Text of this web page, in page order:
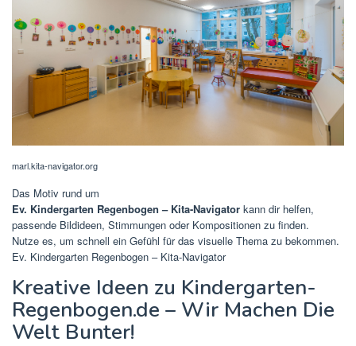
marl.kita-navigator.org
Das Motiv rund um
Ev. Kindergarten Regenbogen – Kita-Navigator kann dir helfen,
passende Bildideen, Stimmungen oder Kompositionen zu finden.
Nutze es, um schnell ein Gefühl für das visuelle Thema zu bekommen.
Ev. Kindergarten Regenbogen – Kita-Navigator
Kreative Ideen zu Kindergarten-
Regenbogen.de – Wir Machen Die
Welt Bunter!